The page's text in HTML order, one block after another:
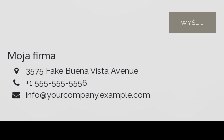
WYŚLIJ
Moja firma
3575 Fake Buena Vista Avenue
+1 555-555-5556
info@yourcompany.example.com